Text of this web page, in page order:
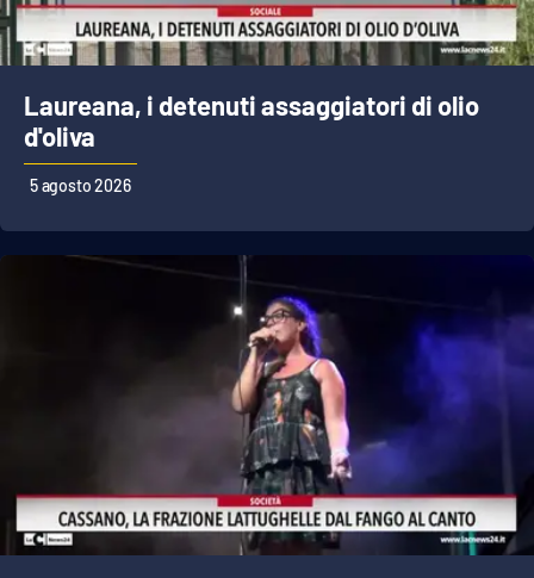
Laureana, i detenuti assaggiatori di olio
d'oliva
5 agosto 2026